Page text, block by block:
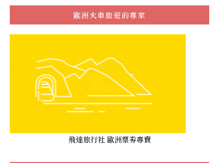
歐洲火車旅遊的專家
飛達旅行社 歐洲票劵專賣